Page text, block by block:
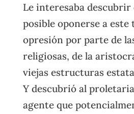
Le interesaba descubrir
posible oponerse a este
opresión por parte de
religiosas, de la
viejas estructuras
Y descubrió al
agente que